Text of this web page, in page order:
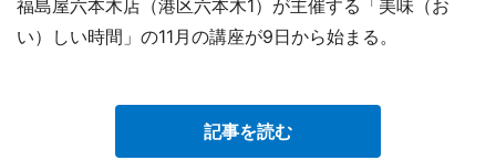
福島屋六本木店（港区六本木1）が主催する「美味（お
い）しい時間」の11月の講座が9日から始まる。
記事を読む